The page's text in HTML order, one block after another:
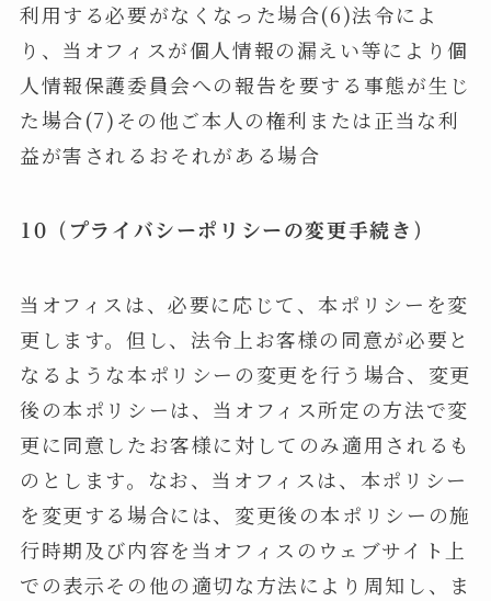
利用する必要がなくなった場合(6)法令によ
り、当オフィスが個人情報の漏えい等により個
人情報保護委員会への報告を要する事態が生じ
た場合(7)その他ご本人の権利または正当な利
益が害されるおそれがある場合
10（プライバシーポリシーの変更手続き）
当オフィスは、必要に応じて、本ポリシーを変
更します。但し、法令上お客様の同意が必要と
なるような本ポリシーの変更を行う場合、変更
後の本ポリシーは、当オフィス所定の方法で変
更に同意したお客様に対してのみ適用されるも
のとします。なお、当オフィスは、本ポリシー
を変更する場合には、変更後の本ポリシーの施
行時期及び内容を当オフィスのウェブサイト上
での表示その他の適切な方法により周知し、ま